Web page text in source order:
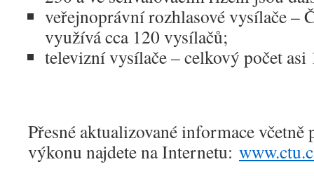
veřejnoprávní rozhlasové vysílače –
využívá cca 120 vysílačů;
televizní vysílače – celkový počet asi
Přesné aktualizované informace včetně
výkonu najdete na Internetu: